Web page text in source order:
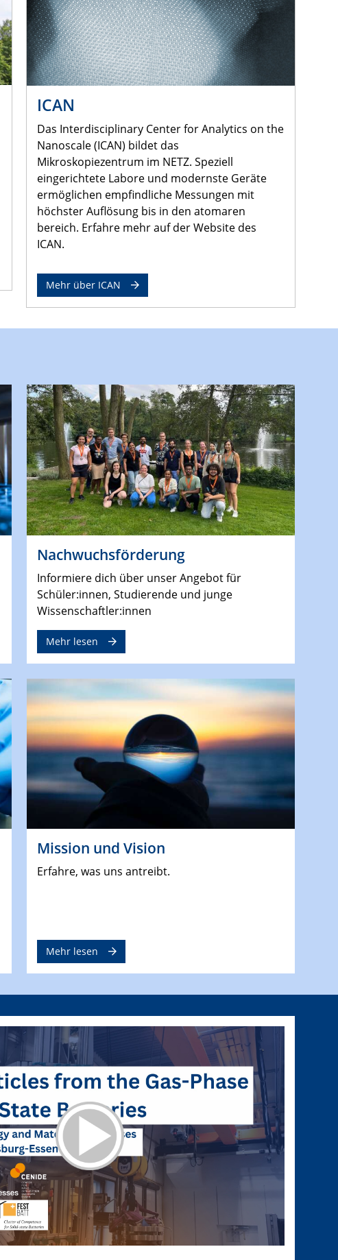
ICAN
Das Interdisciplinary Center for Analytics on the
Nanoscale (ICAN) bildet das
Mikroskopiezentrum im NETZ. Speziell
eingerichtete Labore und modernste Geräte
ermöglichen empfindliche Messungen mit
höchster Auflösung bis in den atomaren
bereich. Erfahre mehr auf der Website des
ICAN.
Mehr über ICAN
Nachwuchsförderung
Informiere dich über unser Angebot für
Schüler:innen, Studierende und junge
Wissenschaftler:innen
Mehr lesen
Mission und Vision
Erfahre, was uns antreibt.
Mehr lesen